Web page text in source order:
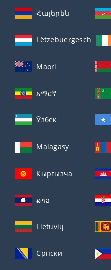
Հայերեն
Lëtzebuergesch
Maori
አማርኛ
Ўзбек
Malagasy
Кыргызча
ລາວ
Lietuvių
Српски